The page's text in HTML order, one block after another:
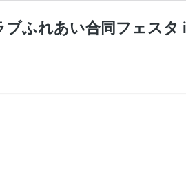
ブふれあい合同フェス